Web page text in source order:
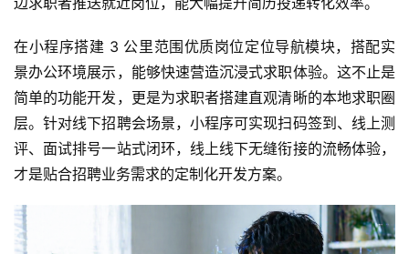
首
页
关
于
在小程序搭建 3 公里范围优质岗位定位导航模块，搭配实
景办公环境展示，能够快速营造沉浸式求职体验。这不止是
简单的功能开发，更是为求职者搭建直观清晰的本地求职圈
层。针对线下招聘会场景，小程序可实现扫码签到、线上测
评、面试排号一站式闭环，线上线下无缝衔接的流畅体验，
才是贴合招聘业务需求的定制化开发方案。